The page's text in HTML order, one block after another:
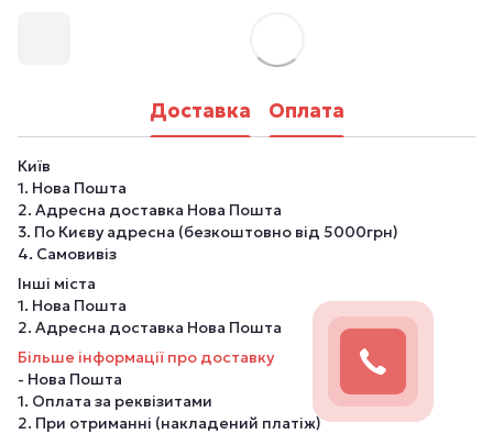
Доставка Оплата
Київ
1. Нова Пошта
2. Адресна доставка Нова Пошта
3. По Києву адресна (безкоштовно від 5000грн)
4. Самовивіз
Інші міста
1. Нова Пошта
2. Адресна доставка Нова Пошта
Більше інформації про доставку
- Нова Пошта
1. Оплата за реквізитами
2. При отриманні (накладений платіж)